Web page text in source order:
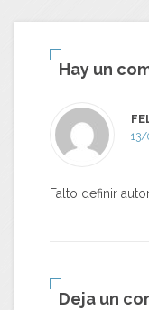
Hay un
13/
Falto definir
Deja un